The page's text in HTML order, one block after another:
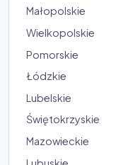
Małopolskie
Wielkopolskie
Pomorskie
Łódzkie
Lubelskie
Świętokrzyskie
Mazowieckie